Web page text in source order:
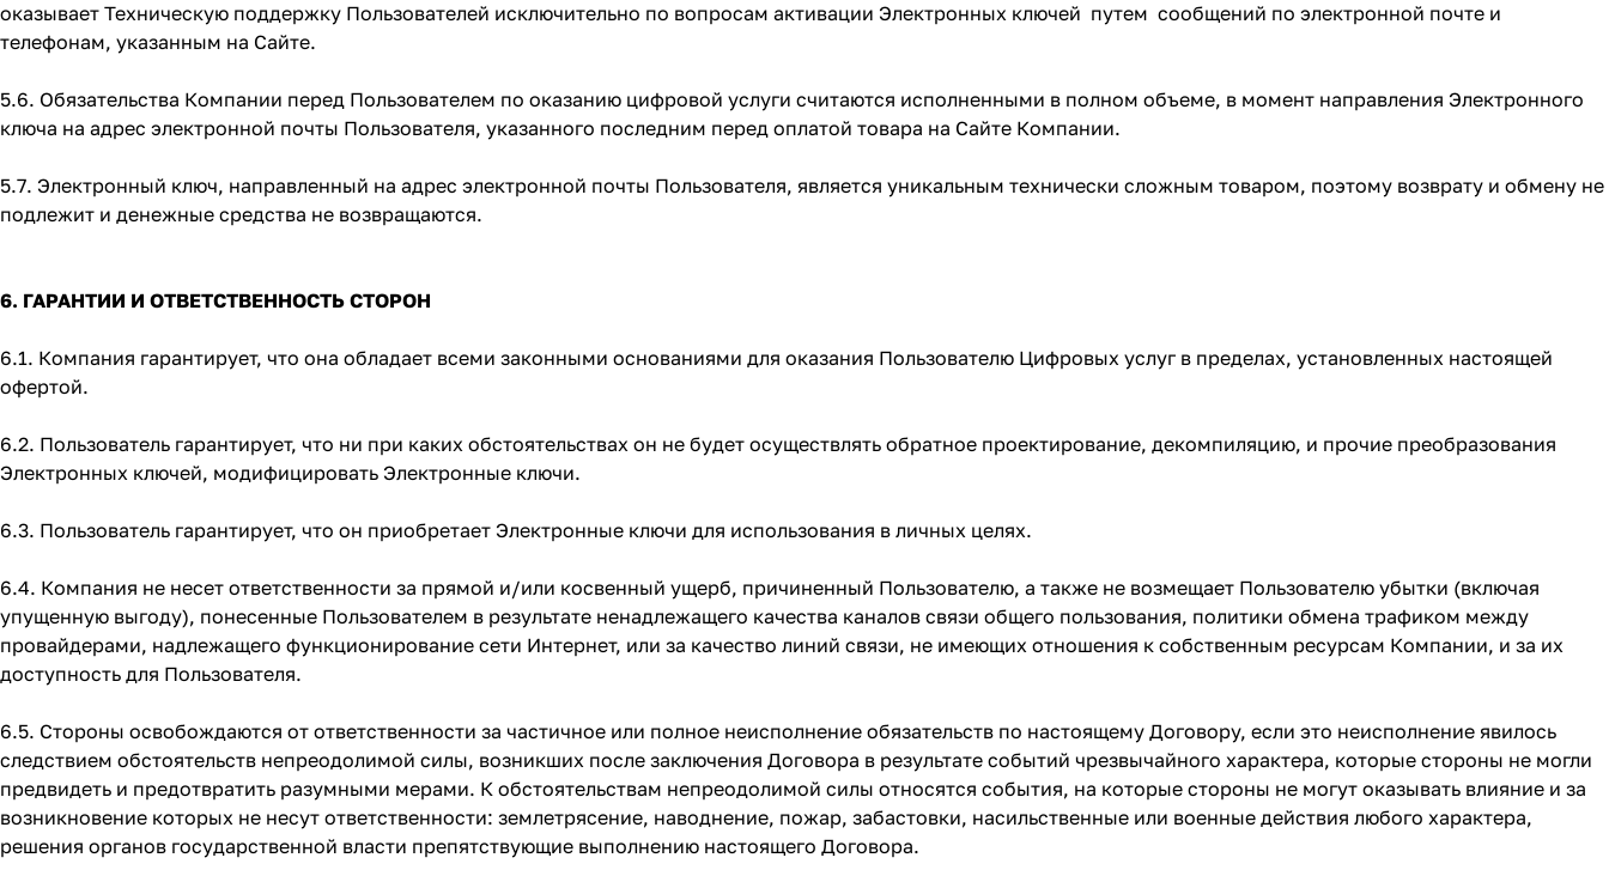
оказывает Техническую поддержку Пользователей исключительно по вопросам активации Электронных ключей путем сообщений по электронной почте и
телефонам, указанным на Сайте.
5.6. Обязательства Компании перед Пользователем по оказанию цифровой услуги считаются исполненными в полном объеме, в момент направления Электронного
ключа на адрес электронной почты Пользователя, указанного последним перед оплатой товара на Сайте Компании.
5.7. Электронный ключ, направленный на адрес электронной почты Пользователя, является уникальным технически сложным товаром, поэтому возврату и обмену не
подлежит и денежные средства не возвращаются.
6. ГАРАНТИИ И ОТВЕТСТВЕННОСТЬ СТОРОН
6.1. Компания гарантирует, что она обладает всеми законными основаниями для оказания Пользователю Цифровых услуг в пределах, установленных настоящей
офертой.
6.2. Пользователь гарантирует, что ни при каких обстоятельствах он не будет осуществлять обратное проектирование, декомпиляцию, и прочие преобразования
Электронных ключей, модифицировать Электронные ключи.
6.3. Пользователь гарантирует, что он приобретает Электронные ключи для использования в личных целях.
6.4. Компания не несет ответственности за прямой и/или косвенный ущерб, причиненный Пользователю, а также не возмещает Пользователю убытки (включая
упущенную выгоду), понесенные Пользователем в результате ненадлежащего качества каналов связи общего пользования, политики обмена трафиком между
провайдерами, надлежащего функционирование сети Интернет, или за качество линий связи, не имеющих отношения к собственным ресурсам Компании, и за их
доступность для Пользователя.
6.5. Стороны освобождаются от ответственности за частичное или полное неисполнение обязательств по настоящему Договору, если это неисполнение явилось
следствием обстоятельств непреодолимой силы, возникших после заключения Договора в результате событий чрезвычайного характера, которые стороны не могли
предвидеть и предотвратить ра­зумными мерами. К обстоятельствам непреодолимой силы относятся события, на которые стороны не могут оказывать влияние и за
возникновение которых не несут ответственности: землетрясение, наводнение, пожар, забастовки, насильственные или военные действия любого характера,
решения органов государственной власти препятствующие выполнению настоящего Договора.